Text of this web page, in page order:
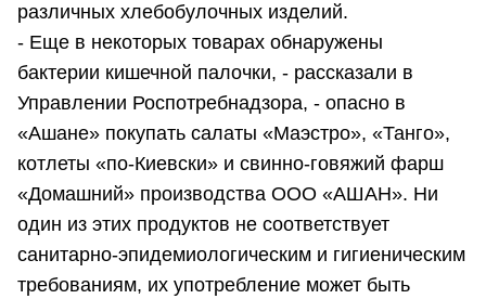
различных хлебобулочных изделий.
- Еще в некоторых товарах обнаружены
бактерии кишечной палочки, - рассказали в
Управлении Роспотребнадзора, - опасно в
«Ашане» покупать салаты «Маэстро», «Танго»,
котлеты «по-Киевски» и свинно-говяжий фарш
«Домашний» производства ООО «АШАН». Ни
один из этих продуктов не соответствует
санитарно-эпидемиологическим и гигиеническим
требованиям, их употребление может быть